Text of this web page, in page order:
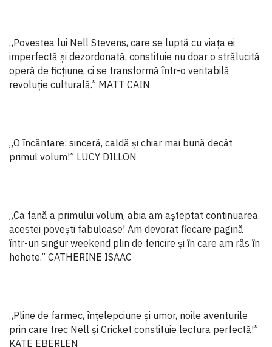
„Povestea lui Nell Stevens, care se luptă cu viața ei
imperfectă și dezordonată, constituie nu doar o strălucită
operă de ficțiune, ci se transformă într-o veritabilă
revoluție culturală.” MATT CAIN
„O încântare: sinceră, caldă și chiar mai bună decât
primul volum!” LUCY DILLON
„Ca fană a primului volum, abia am așteptat continuarea
acestei povești fabuloase! Am devorat fiecare pagină
într-un singur weekend plin de fericire și în care am râs în
hohote.” CATHERINE ISAAC
„Pline de farmec, înțelepciune și umor, noile aventurile
prin care trec Nell și Cricket constituie lectura perfectă!”
KATE EBERLEN